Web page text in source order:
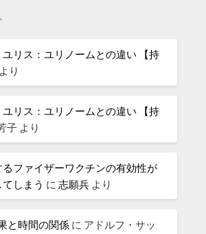
ユリス：ユリノームとの違い 【持
より
ユリス：ユリノームとの違い 【持
子 より
ファイザーワクチンの有効性が
しまう に志願兵 より
と時間の関係 に アドルフ・サッ